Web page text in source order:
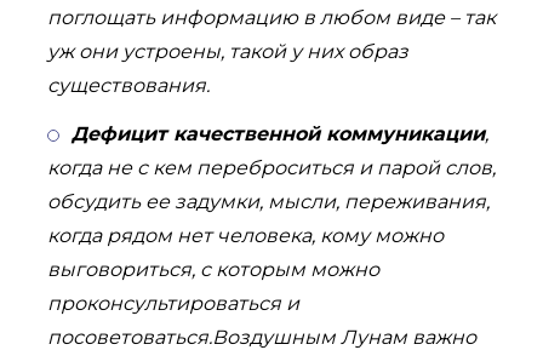
поглощать информацию в любом виде – так
уж они устроены, такой у них образ
существования.
Дефицит качественной коммуникации,
когда не с кем переброситься и парой слов,
обсудить ее задумки, мысли, переживания,
когда рядом нет человека, кому можно
выговориться, с которым можно
проконсультироваться и
посоветоваться.Воздушным Лунам важно